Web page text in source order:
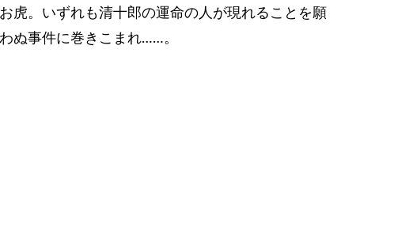
虎。いずれも清十郎の運命の人が現れることを願
ぬ事件に巻きこまれ……。